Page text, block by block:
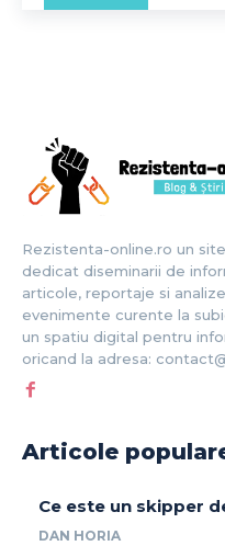
Rezistenta-online.ro un
dedicat diseminarii de
articole, reportaje si
evenimente curente la
un spatiu digital pentru
oricand la adresa:
Articole
Ce este un skipper
DAN HORIA